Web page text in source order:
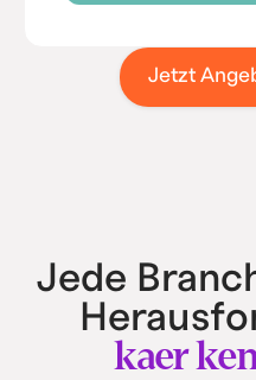
Jetzt
Jede
kaer